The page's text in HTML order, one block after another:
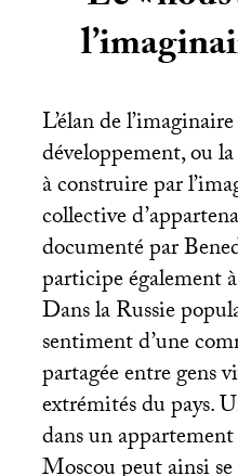
L’élan de
développement, ou
à construire par
collective
documenté par
participe également
Dans la Russie
sentiment d’une
partagée entre gens
extrémités du pays.
dans un